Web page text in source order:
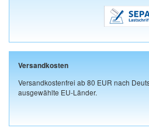
Versandkosten
Versandkostenfrei ab 80 EUR nach
ausgewählte EU-Länder.